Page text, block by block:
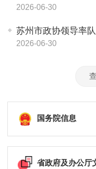
2026-06-30
苏州市政协领导率
2026-06-30
国务院信息
省政府及办公厅